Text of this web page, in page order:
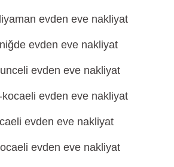
evden eve nakliyat
evden eve nakliyat
evden eve nakliyat
evden eve nakliyat
evden eve nakliyat
evden eve nakliyat